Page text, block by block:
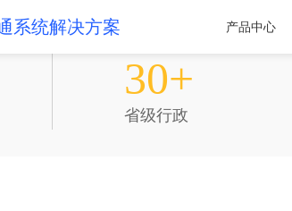
系统解决方案 产品中心
30+
省级行政